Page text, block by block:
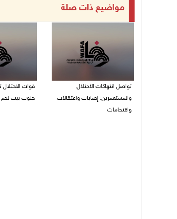
مواضيع ذات صلة
تواصل انتهاكات الاحتلال
والمستعمرين: إصابات واعتقالات
واقتحامات
قوات
جنوب بيت لحم